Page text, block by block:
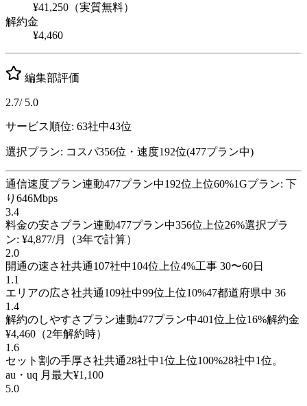
¥41,250（実質無料）
解約金
¥4,460
編集部評価
2.7/ 5.0
サービス順位: 63社中43位
選択プラン: コスパ356位 ・速度192位(477プラン中)
通信速度プラン連動477プラン中192位上位60%1Gプラン: 下
り646Mbps
3.4
料金の安さ プラン連動477プラン中356位上位26%選択プラ
ン: ¥4,877/月（3年で計算）
2.0
開通の速さ社共通107社中104位上位4%工事 30〜60日
1.1
エリアの広さ社共通109社中99位上位10%47都道府県中 36
1.4
解約のしやすさ プラン連動477プラン中401位上位16%解約金
¥4,460（2年解約時）
1.6
セット割の手厚さ社共通28社中1位上位100%28社中1位。
au・uq 月最大¥1,100
5.0